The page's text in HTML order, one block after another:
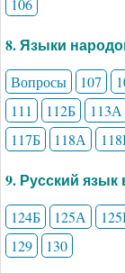
106
8. Языки
Вопросы 107
111
112Б 113А
117Б
118А
9. Русский язык
124Б 125А
129
130